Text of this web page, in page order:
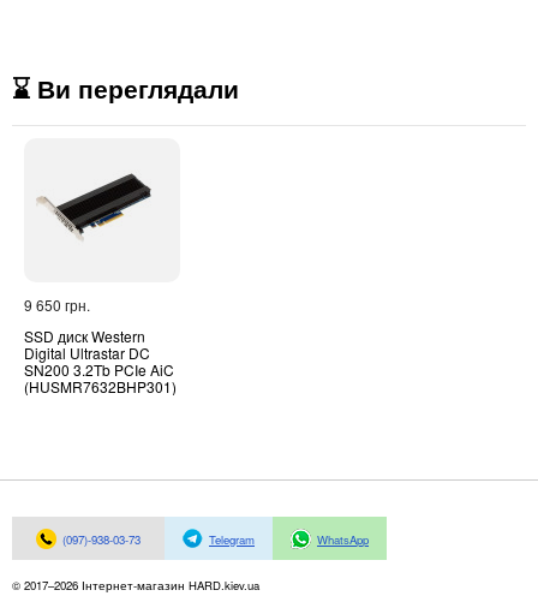
⌛ Ви переглядали
9 650 грн.
SSD диск Western
Digital Ultrastar DC
SN200 3.2Tb PCIe AiC
(HUSMR7632BHP301)
(097)-938-03-73 Telegram WhatsApp
© 2017–2026 Інтернет-магазин HARD.kiev.ua